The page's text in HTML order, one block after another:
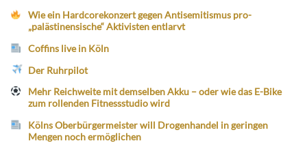
Wie ein Hardcorekonzert gegen Antisemitismus pro-
„palästinensische“ Aktivisten entlarvt
Coffins live in Köln
Der Ruhrpilot
Mehr Reichweite mit demselben Akku – oder wie das E-Bike
zum rollenden Fitnessstudio wird
Kölns Oberbürgermeister will Drogenhandel in geringen
Mengen noch ermöglichen